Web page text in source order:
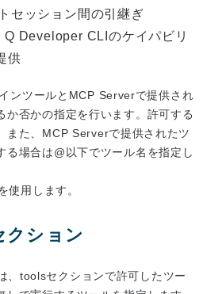
セッション間の引継ぎ
Developer CLIのケイパビリ
供
ンツールとMCP Serverで提供され
か否かの指定を行います。許可する
また、MCP Serverで提供されたツ
る場合は@以下でツール名を指定し
使用します。
ション
、toolsセクションで許可したツー